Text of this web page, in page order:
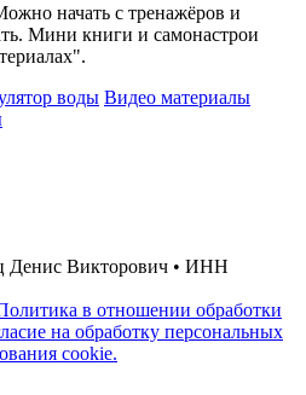
начать с тренажёров и
Мини книги и самонастрои
воды Видео материалы
Денис Викторович • ИНН
в отношении обработки
на обработку персональных
cookie.